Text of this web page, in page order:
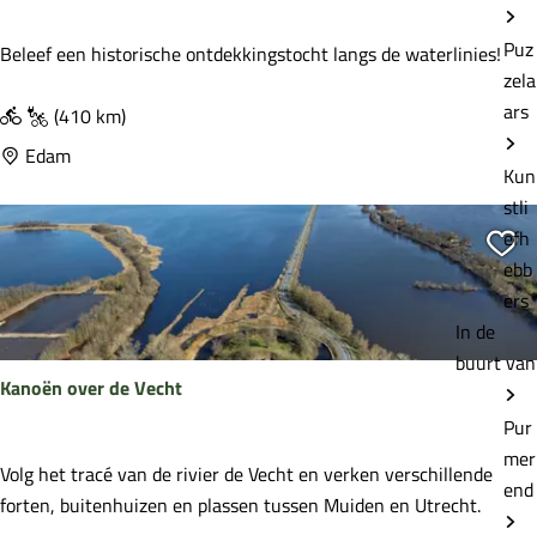
Puz
zela
ars
Kun
stli
efh
ebb
ers
In de
buurt van
Pur
mer
end
L
W
a
e
r
i
n
i
e
u
t
Beleef een historische ontdekkingstocht langs de waterlinies!
(410 km)
Edam
Kanoën over de Vecht
K
a
Volg het tracé van de rivier de Vecht en verken verschillende
forten, buitenhuizen en plassen tussen Muiden en Utrecht.